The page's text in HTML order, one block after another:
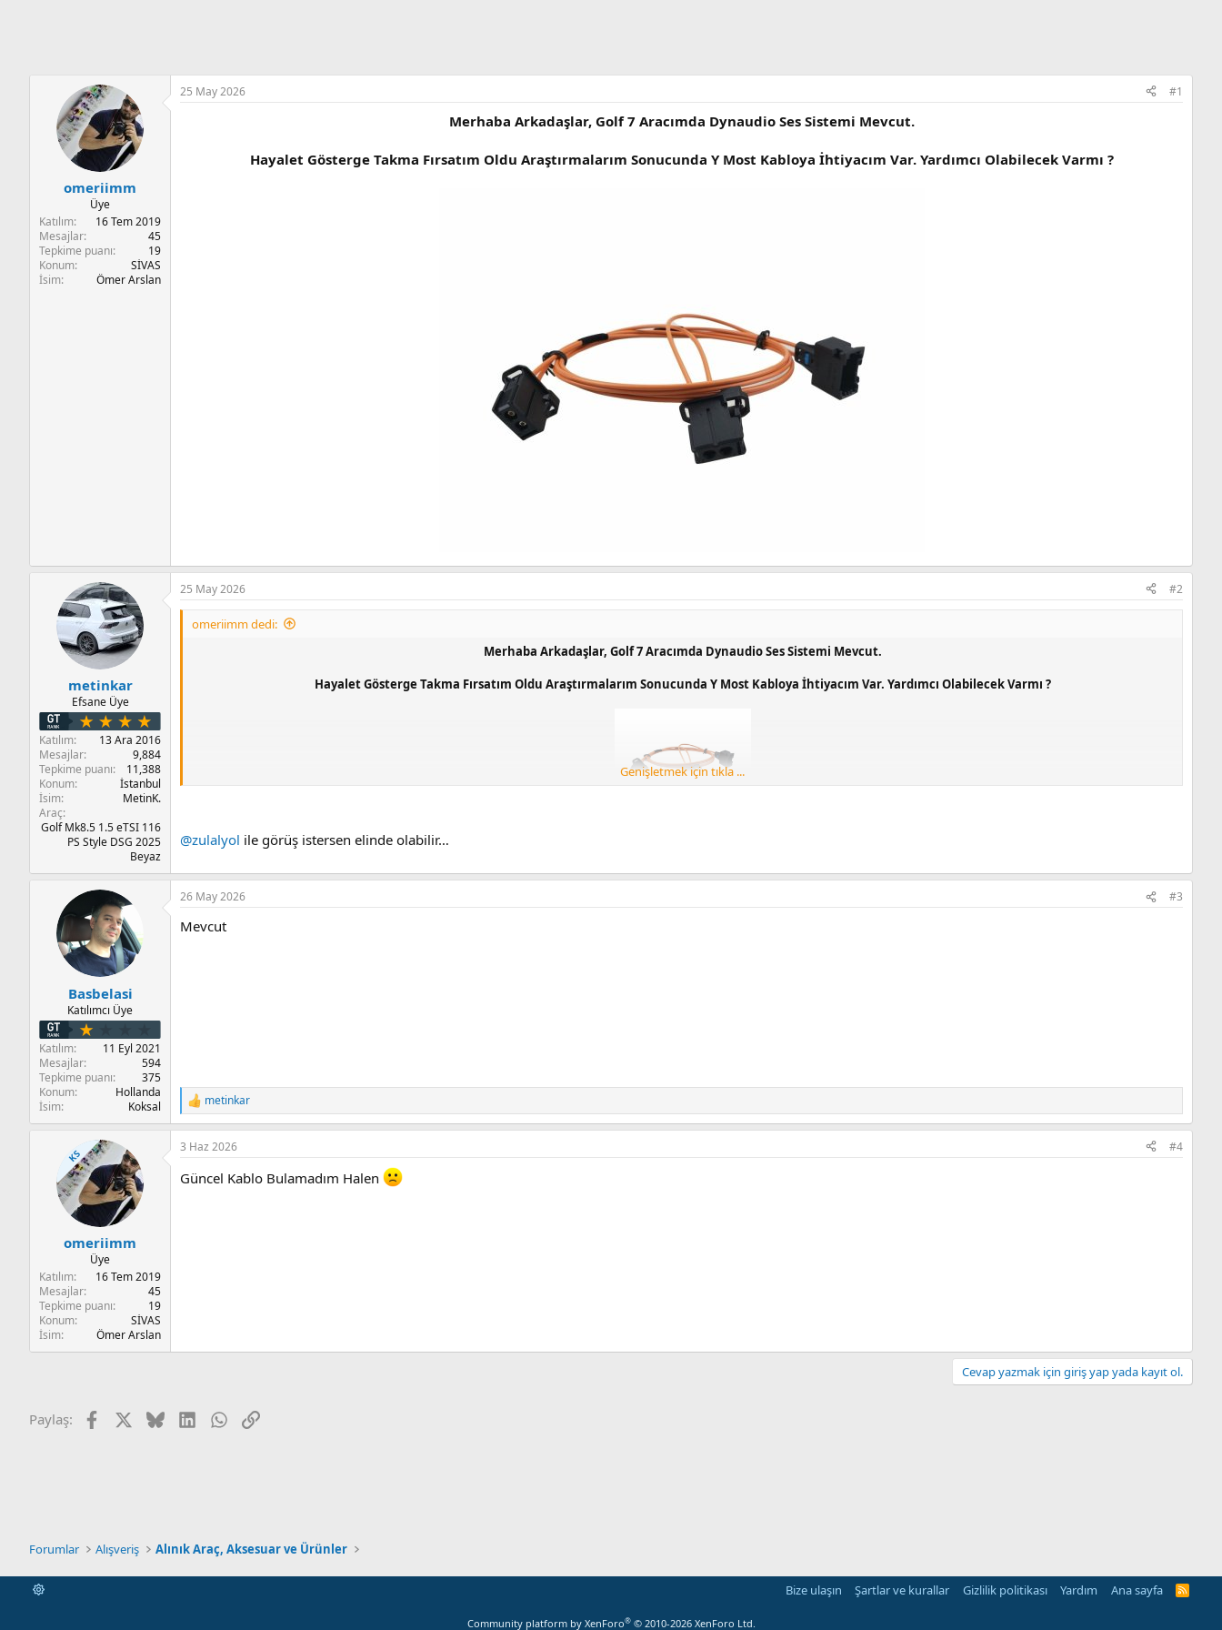
omeriimm
Üye
Katılım
16 Tem 2019
Mesajlar
45
Tepkime puanı
19
Konum
SİVAS
İsim
Ömer Arslan
25 May 2026 #1
Merhaba Arkadaşlar, Golf 7 Aracımda Dynaudio Ses Sistemi Mevcut.
Hayalet Gösterge Takma Fırsatım Oldu Araştırmalarım Sonucunda Y Most Kabloya İhtiyacım Var. Yardımcı Olabilecek Varmı ?
metinkar
Efsane Üye
Katılım
13 Ara 2016
Mesajlar
9,884
Tepkime puanı
11,388
Konum
İstanbul
İsim
MetinK.
Araç
Golf Mk8.5 1.5 eTSI 116
PS Style DSG 2025
Beyaz
25 May 2026 #2
omeriimm dedi:
Merhaba Arkadaşlar, Golf 7 Aracımda Dynaudio Ses Sistemi Mevcut.
Hayalet Gösterge Takma Fırsatım Oldu Araştırmalarım Sonucunda Y Most Kabloya İhtiyacım Var. Yardımcı Olabilecek Varmı ?
Genişletmek için tıkla ...
@zulalyol ile görüş istersen elinde olabilir…
Basbelasi
Katılımcı Üye
Katılım
11 Eyl 2021
Mesajlar
594
Tepkime puanı
375
Konum
Hollanda
İsim
Koksal
26 May 2026 #3
Mevcut
T
e
p
k
l
metinkar
KS
omeriimm
Üye
Katılım
16 Tem 2019
Mesajlar
45
Tepkime puanı
19
Konum
SİVAS
İsim
Ömer Arslan
3 Haz 2026 #4
Güncel Kablo Bulamadım Halen
Cevap yazmak için giriş yap yada kayıt ol.
Paylaş: Facebook BlueskyLinkedInWhatsApp
Link
Forumlar Alışveriş Alınık Araç, Aksesuar ve Ürünler
Bize ulaşın Şartlar ve kurallar Gizlilik politikası Yardım Ana sayfa
R
S
Community platform by XenForo® © 2010-2026 XenForo Ltd.